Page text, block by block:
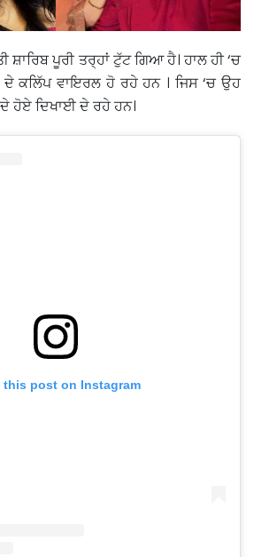
ਸ਼ਾਰਿਬ ਪੂਰੀ ਤਰ੍ਹਾਂ ਟੁੱਟ ਗਿਆ ਹੈ। ਹਾਲ ਹੀ ‘ਚ
ਕਲਿੱਪ ਵਾਇਰਲ ਹੋ ਰਹੇ ਹਨ । ਜਿਸ ‘ਚ ਉਹ
ਹੋਏ ਦਿਖਾਈ ਦੇ ਰਹੇ ਹਨ।
this post on Instagram